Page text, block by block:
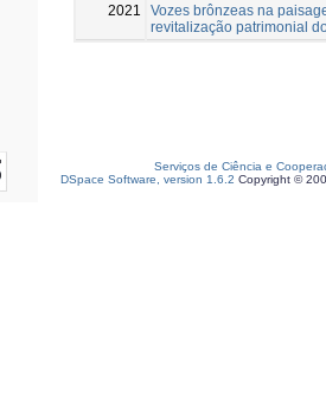
2021
Vozes brônzeas na
revitalização patrimonial
Serviços de Ciência e
DSpace Software, version 1.6.2 Copyright ©